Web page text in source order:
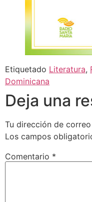
Etiquetado Literatura,
Dominicana
Deja una
Tu dirección de
Los campos
Comentario *